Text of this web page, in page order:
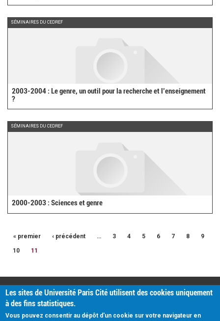
SÉMINAIRES DU CEDREF
2003-2004 : Le genre, un outil pour la recherche et l’enseignement
?
SÉMINAIRES DU CEDREF
2000-2003 : Sciences et genre
« premier ‹ précédent … 3 4 5 6 7 8 9
10 11
PRATIQUE
Plan d'accès
Intranet
Mentions légales
Les sites de Université Paris Cité utilisent des cookies uniquement
à des fins statistiques.
Vous pouvez consentir au dépôt d'un cookie sur votre navigateur en